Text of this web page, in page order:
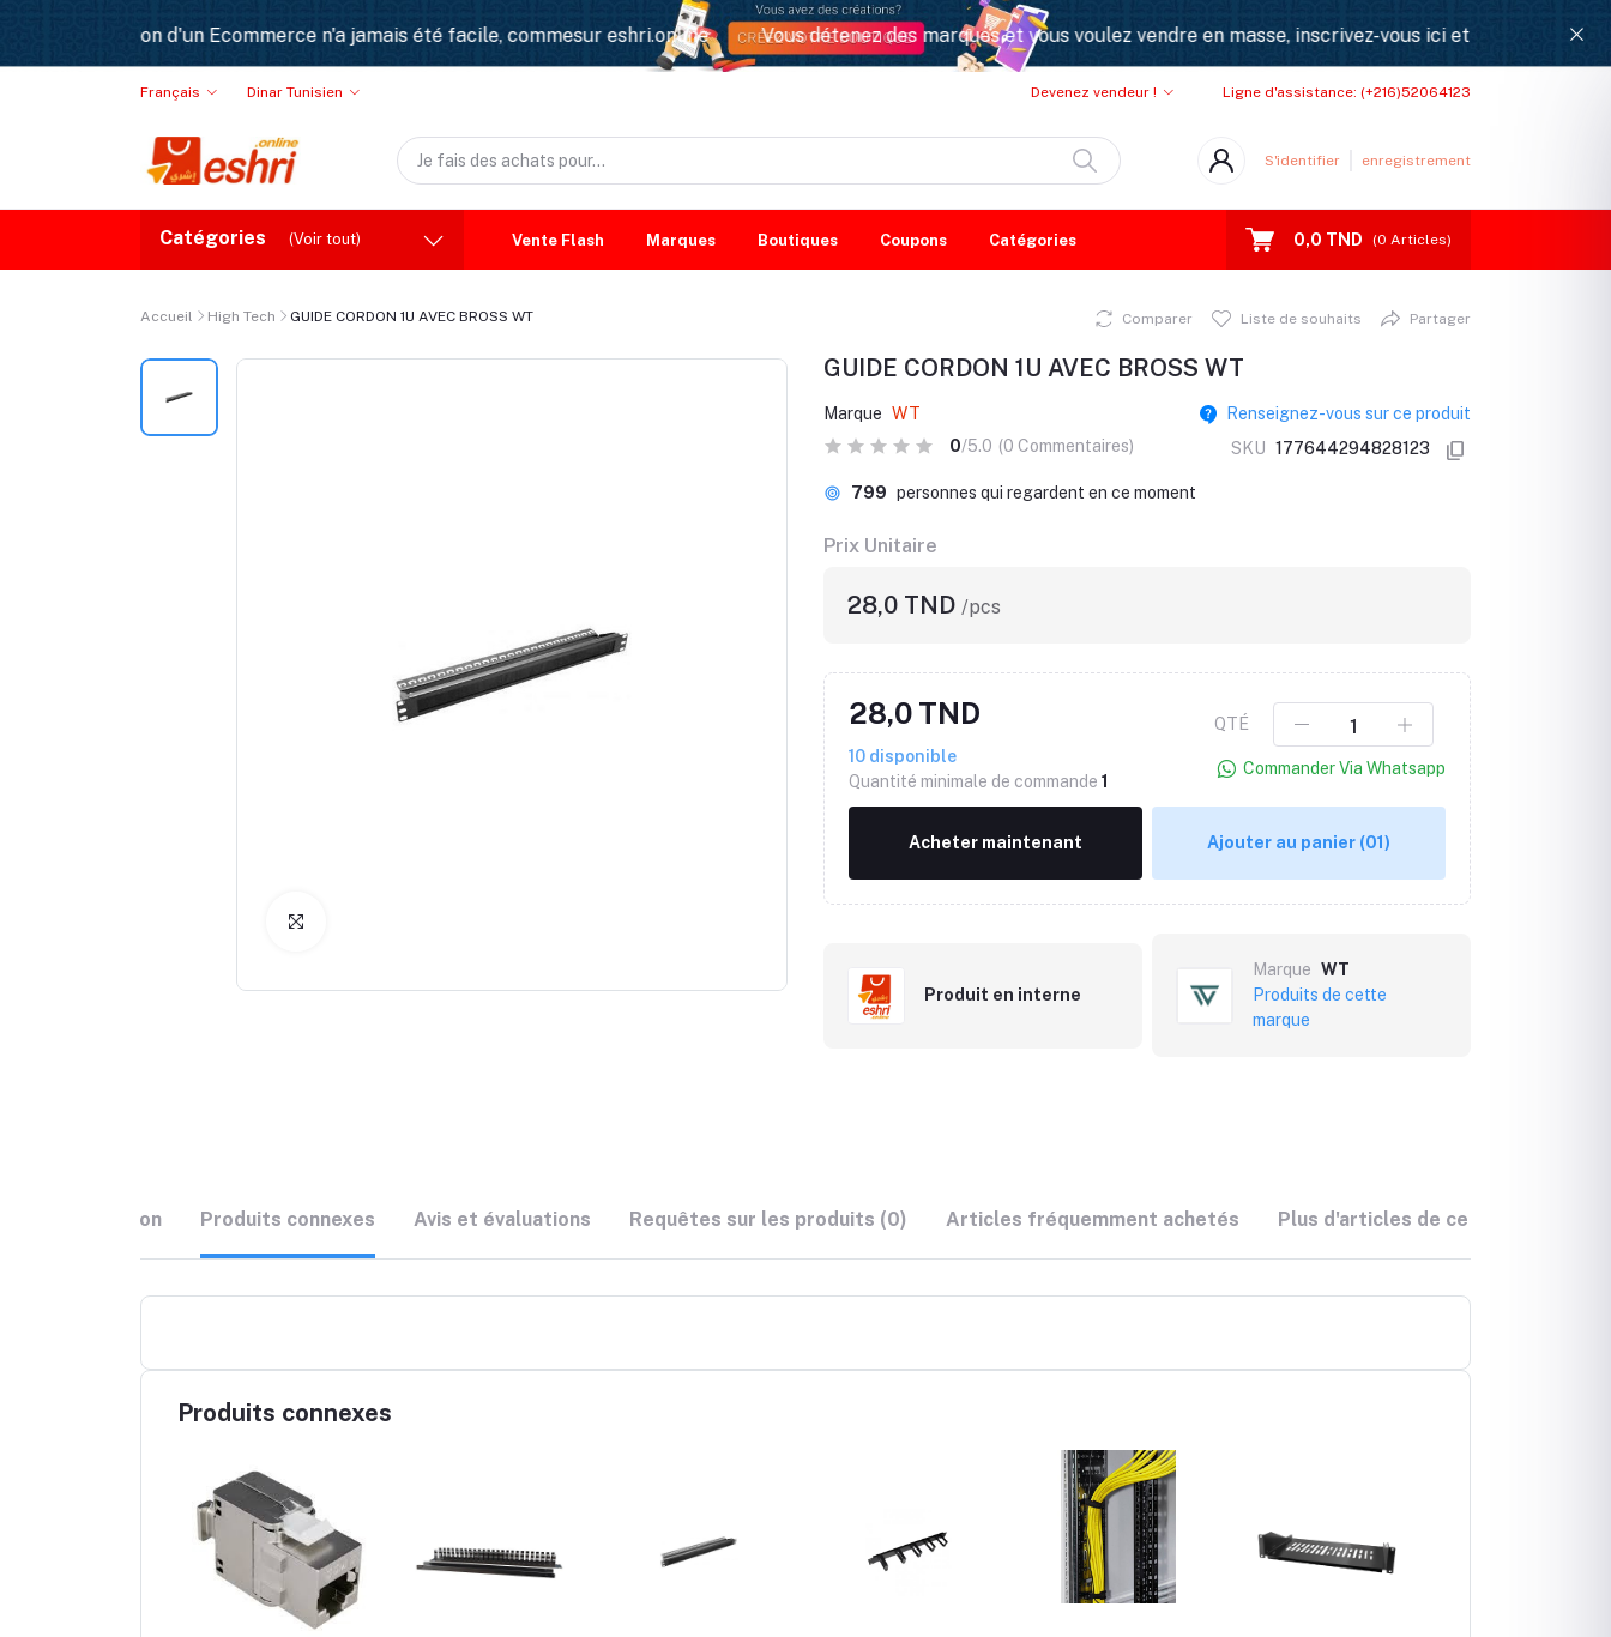
la creation d'un Ecommerce n'a jamais été facile, commesur eshri.online Vous détenez des marques et vous voulez vendre en masse, inscrivez-vous ici et devenez
Français Dinar Tunisien Devenez vendeur ! Ligne d'assistance: (+216)52064123
S'identifier enregistrement
Catégories (Voir tout) Vente Flash Marques Boutiques Coupons Catégories 0,0 TND (0 Articles)
Accueil High Tech GUIDE CORDON 1U AVEC BROSS WT Comparer Liste de souhaits Partager
GUIDE CORDON 1U AVEC BROSS WT
Marque WT
Renseignez-vous sur ce produit
0/5.0 (0 Commentaires) SKU 177644294828123
799 personnes qui regardent en ce moment
Prix Unitaire
28,0 TND /pcs
28,0 TND
10 disponible
Quantité minimale de commande 1
QTÉ
Commander Via Whatsapp
Acheter maintenant Ajouter au panier (01)
Produit en interne
Marque WT
Produits de cette
marque
Description Produits connexes Avis et évaluations Requêtes sur les produits (0) Articles fréquemment achetés Plus d'articles de ce vendeur
Produits connexes